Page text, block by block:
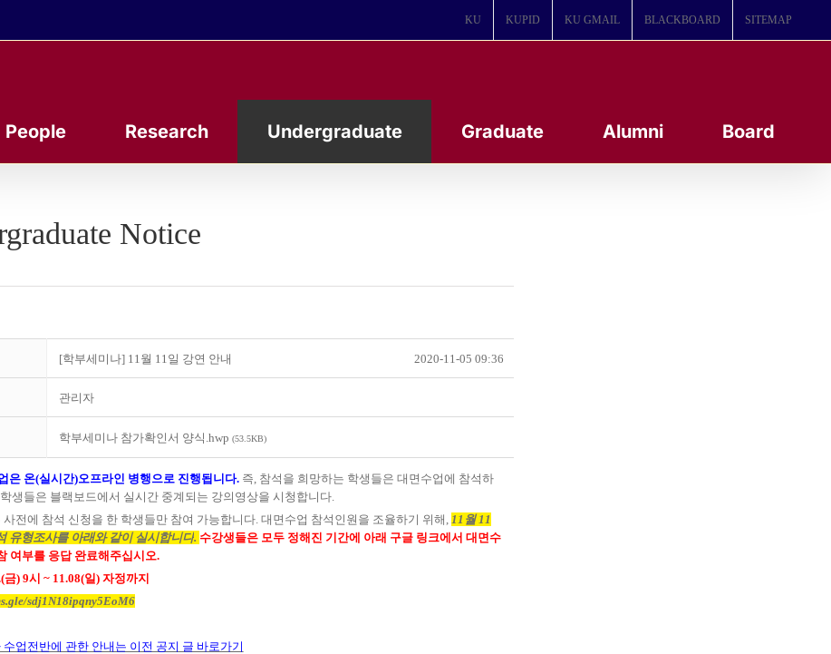
KU KUPID KU GMAIL BLACKBOARD SITEMAP
People Research Undergraduate Graduate Alumni Board
Notice
[학부세미나] 11월 11일 강연 안내 2020-11-05 09:36
관리자
학부세미나 참가확인서 양식.hwp (53.5KB)
은 온(실시간)오프라인 병행으로 진행됩니다. 즉 참석을 희망하는 학생들은 대면수업에 참석하
생들은 블랙보드에서 실시간 중계되는 강의영상을 시청합니다.
사전에 참석 신청을 한 학생들만 참여 가능합니다. 대면수업 참석인원을 조율하기 위해 11 월 11
유형조사를 아래와 같이 실시합니다. 수강생들은 모두 정해진 기간에 아래 구글 링크에서 대면수
여부를 응답 완료해주십시오.
금) 9시 ~ 11.08(일 ) 자정까지
sdj1N18ipqny5EoM6
수업전반에 관한 안내는 이전 공지 글 바로가기